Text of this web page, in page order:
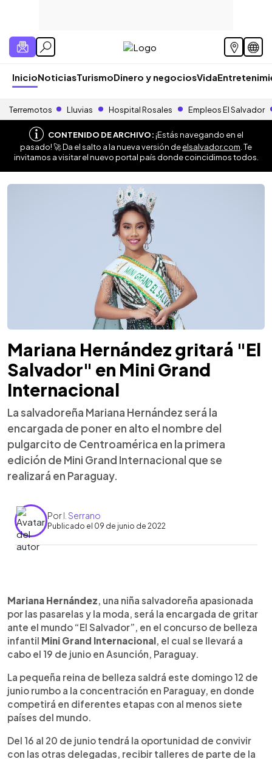
InicioNoticiasTurismoDinero y negociosVida
Terremotos Lluvias Hospital Rosales Empleos El Salvador
CONTENIDO DE ARCHIVO:¡Estás navegando en el
pasado! 🚀 Da el salto a la nueva versión deelsalvador.com . Te
invitamos a visitar el nuevo portal país donde coincidimos todos.
Mariana Hernández gritará "El
Salvador" en Mini Grand
Internacional
La salvadoreña Mariana Hernández será la
encargada de poner en alto el nombre del
pulgarcito de Centroamérica en la primera
edición de Mini Grand Internacional que se
realizará en Paraguay.
PorI. Serrano
Publicado el 09 de junio de 2022
Escuchar artículo
Mariana Hernández , una niña salvadoreña apasionada
por las pasarelas y la moda, será la encargada de gritar
ante el mundo “El Salvador”, en el concurso de belleza
infantil Mini Grand Internacional , el cual se llevará a
cabo el 19 de junio en Asunción, Paraguay.
La pequeña reina de belleza saldrá este domingo 12 de
junio rumbo a la concentración en Paraguay, en donde
competirá en diferentes etapas con al menos siete
países del mundo.
Del 16 al 20 de junio tendrá la oportunidad de convivir
con las otras delegadas, recibir talleres de parte de la